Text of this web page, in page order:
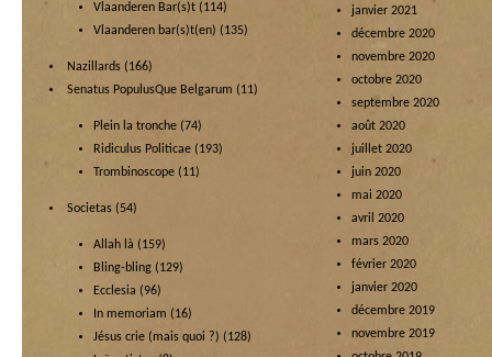
Vlaanderen Bar(s)t (114)
Vlaanderen bar(s)t(en) (135)
Nazillards (166)
Senatus PopulusQue Belgarum (11)
Plein la tronche (74)
Ridiculus Politicae (193)
Trombinoscope (11)
Societas (54)
Allah là (159)
Bling-bling (129)
Ecclesia (96)
In memoriam (16)
Jésus crie (mais quoi ?) (128)
janvier 2021
décembre 2020
novembre 2020
octobre 2020
septembre 2020
août 2020
juillet 2020
juin 2020
mai 2020
avril 2020
mars 2020
février 2020
janvier 2020
décembre 2019
novembre 2019